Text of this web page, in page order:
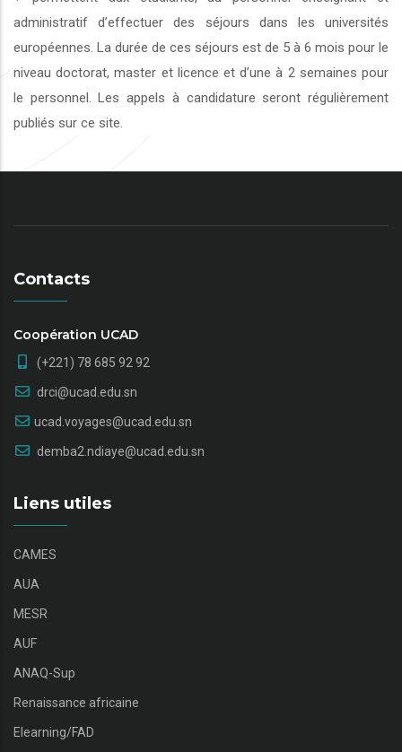
administratif d’effectuer des séjours dans les universités
européennes. La durée de ces séjours est de 5 à 6 mois pour le
niveau doctorat, master et licence et d’une à 2 semaines pour
le personnel. Les appels à candidature seront régulièrement
publiés sur ce site.
Contacts
Coopération UCAD
(+221) 78 685 92 92
drci@ucad.edu.sn
ucad.voyages@ucad.edu.sn
demba2.ndiaye@ucad.edu.sn
Liens utiles
CAMES
AUA
MESR
AUF
ANAQ-Sup
Renaissance africaine
Elearning/FAD